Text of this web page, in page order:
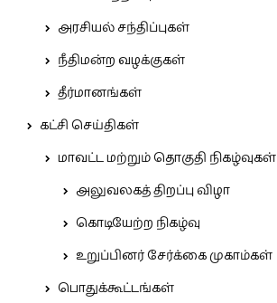
அரசியல் சந்திப்புகள்
நீதிமன்ற வழக்குகள்
தீர்மானங்கள்
கட்சி செய்திகள்
மாவட்ட மற்றும் தொகுதி நிகழ்வுகள்
அலுவலகத் திறப்பு விழா
கொடியேற்ற நிகழ்வு
உறுப்பினர் சேர்க்கை முகாம்கள்
பொதுக்கூட்டங்கள்